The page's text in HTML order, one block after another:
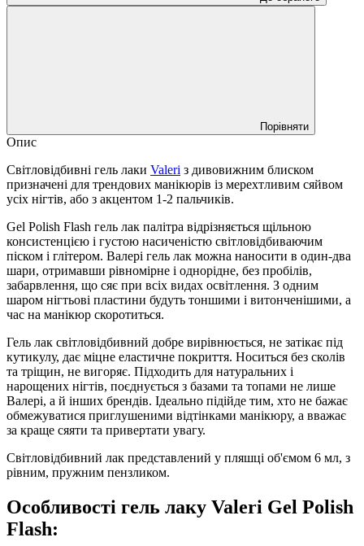
Порівняти
Опис
Світловідбивні гель лаки Valeri з дивовижним блиском
призначені для трендових манікюрів із мерехтливим сяйвом
усіх нігтів, або з акцентом 1-2 пальчиків.
Gel Polish Flash гель лак палітра відрізняється щільною
консистенцією і густою насиченістю світловідбиваючим
піском і глітером. Валері гель лак можна наносити в один-два
шари, отримавши рівномірне і однорідне, без пробілів,
забарвлення, що сяє при всіх видах освітлення. З одним
шаром нігтьові пластини будуть тоншими і витонченішими, а
час на манікюр скоротиться.
Гель лак світловідбивний добре вирівнюється, не затікає під
кутикулу, дає міцне еластичне покриття. Носиться без сколів
та тріщин, не вигоряє. Підходить для натуральних і
нарощених нігтів, поєднується з базами та топами не лише
Валері, а й інших брендів. Ідеально підійде тим, хто не бажає
обмежуватися приглушеними відтінками манікюру, а вважає
за краще сяяти та привертати увагу.
Світловідбивний лак представлений у пляшці об'ємом 6 мл, з
рівним, пружним пензликом.
Особливості гель лаку Valeri Gel Polish
Flash: